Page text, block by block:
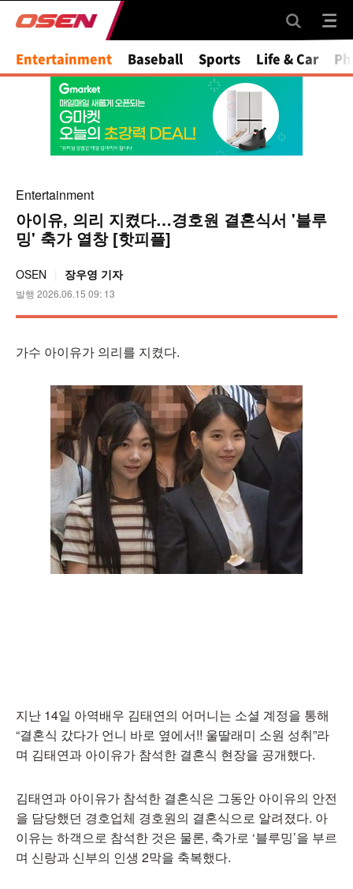
Mute
Entertainment Baseball Sports Life & Car
Entertainment
아이유, 의리 지켰다…경호원 결혼식서 '블루
밍' 축가 열창 [핫피플]
OSEN 장우영 기자
발행 2026.06.15 09: 13
가수 아이유가 의리를 지켰다.
지난 14일 아역배우 김태연의 어머니는 소셜 계정을 통해
“결혼식 갔다가 언니 바로 옆에서!! 울딸래미 소원 성취”라
며 김태연과 아이유가 참석한 결혼식 현장을 공개했다.
김태연과 아이유가 참석한 결혼식은 그동안 아이유의 안전
을 담당했던 경호업체 경호원의 결혼식으로 알려졌다. 아
이유는 하객으로 참석한 것은 물론, 축가로 ‘블루밍’을 부르
며 신랑과 신부의 인생 2막을 축복했다.